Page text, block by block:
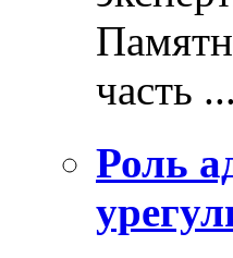
часть ...
Роль